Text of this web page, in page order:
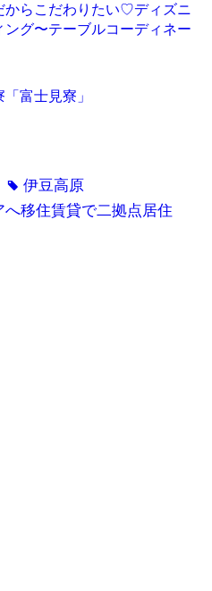
からこだわりたい♡ディズニ
ング〜テーブルコーディネー
富士見寮」
tag伊豆高原
移住賃貸で二拠点居住